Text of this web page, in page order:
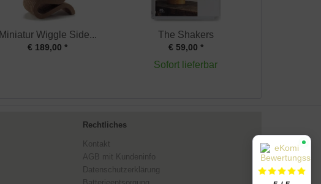
Miniatur Wiggle Side...
€ 189,00 *
The Shakers
€ 59,00 *
Sofort lieferbar
Rechtliches
Kontakt
AGB mit Kundeninfo
Datenschutzerklärung